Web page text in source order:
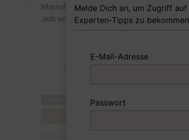
Manufakturporzellanmalerin Ihrer
Job erfolgreich zu sein?
Melde Dich an, um Zugriff
Experten-Tipps zu bekommen
E-Mail-Adresse
Passwort